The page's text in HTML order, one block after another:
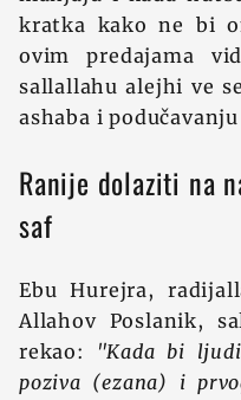
kratka kako ne bi
ovim predajama
sallallahu alejhi ve
ashaba i
Ranije dolaziti na
saf
Ebu Hurejra,
Allahov Poslanik,
rekao:
"Kada bi
poziva (ezana) i